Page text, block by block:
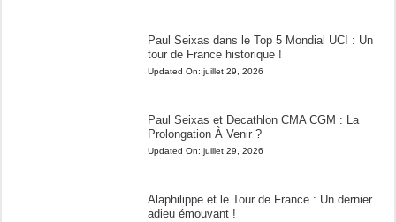
Paul Seixas dans le Top 5 Mondial UCI : Un
tour de France historique !
Updated On: juillet 29, 2026
Paul Seixas et Decathlon CMA CGM : La
Prolongation À Venir ?
Updated On: juillet 29, 2026
Alaphilippe et le Tour de France : Un dernier
adieu émouvant !